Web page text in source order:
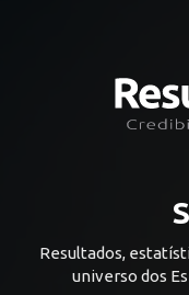
Resultados,
universo dos